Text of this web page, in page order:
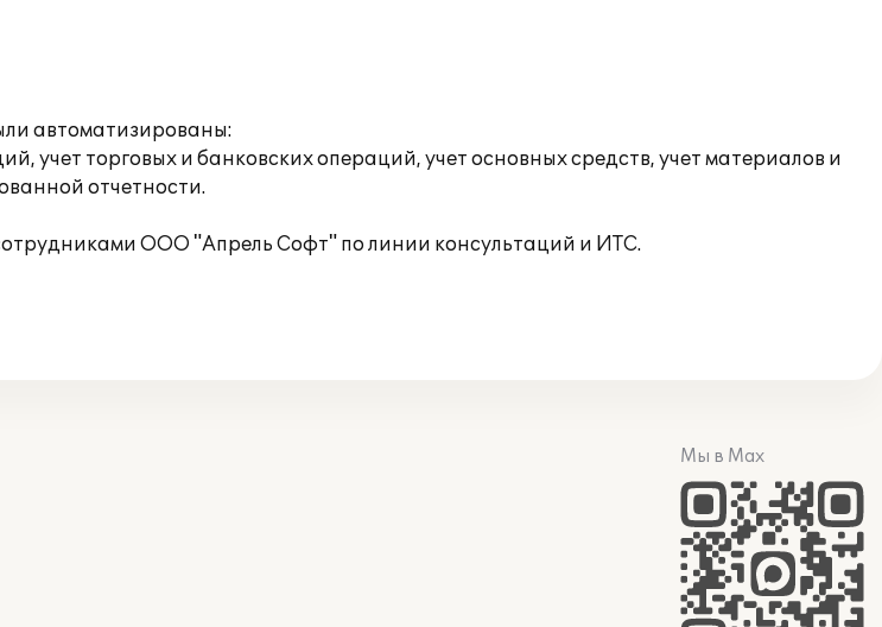
автоматизированы:
учет торговых и банковских операций, учет основных средств, учет материалов и
отчетности.
ООО "Апрель Софт" по линии консультаций и ИТС.
Мы в Max